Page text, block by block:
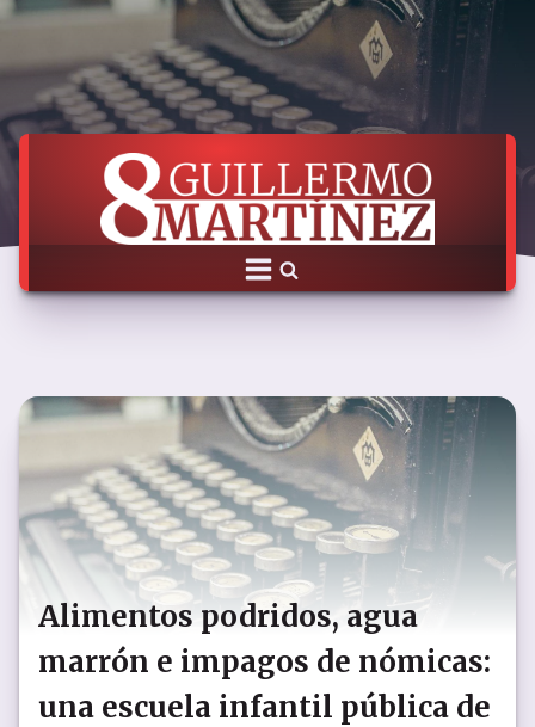
Alimentos podridos, agua
marrón e impagos de nómicas:
una escuela infantil pública de